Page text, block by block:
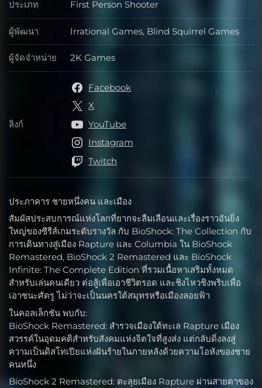
ประภาคาร ชายหนึ่งคน และเมือง
สัมผัสประสบการณ์แห่งโลกที่ยากจะลืมเลือนและเรื่องราวอันยิ่ง
ใหญ่ของซีรีส์เกมระดับรางวัล กับ BioShock: The Collection กับ
การเดินทางสู่เมือง Rapture และ Columbia ใน BioShock
Remastered, BioShock 2 Remastered และ BioShock
Infinite: The Complete Edition ที่รวมเนื้อหาเสริมทั้งหมด
สำหรับเล่นคนเดียว ต่อสู้เพื่อเอาชีวิตรอด และชิงไหวชิงพริบเพื่อ
เอาชนะศัตรู ไม่ว่าจะเป็นนครใต้สมุทรหรือเมืองลอยฟ้า
ในคอลเล็กชัน พบกับ:
BioShock Remastered: สำรวจเมืองใต้ทะเล Rapture เมือง
สวรรค์ในอุดมคติสำหรับสังคมแห่งจิตใจที่สูงส่ง แต่กลับดิ่งลงสู่
ความเป็นดิสโทเปียแห่งฝันร้ายในภายหลังด้วยความโอหังของชาย
คนหนึ่ง
BioShock 2 Remastered: ตะลุยเมือง Rapture ผ่านสายตาของ
ประเภท ประเภท
First Person Shooter
ผู้พัฒนา ผู้พัฒนา
Irrational Games, Blind Squirrel Games
ผู้จัดจำหน่าย ผู้จัดจำหน่าย
2K Games
ลิงก์ ลิงก์
Facebook
X
YouTube
Instagram
Twitch